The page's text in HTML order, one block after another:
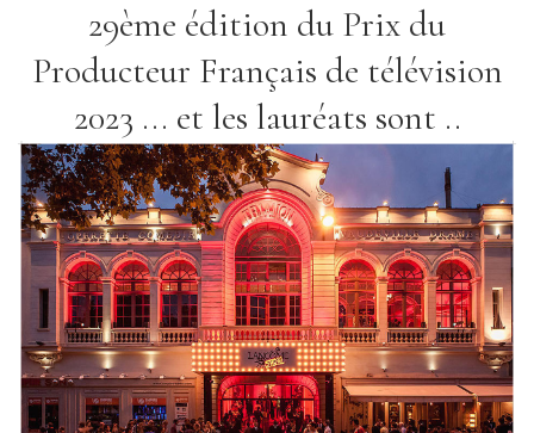
29ème édition du Prix du
Producteur Français de télévision
2023 ... et les lauréats sont ..